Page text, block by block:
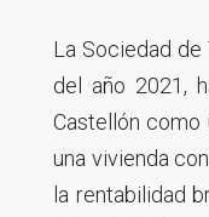
La Sociedad de
del año 2021,
Castellón como
una vivienda
la rentabilidad